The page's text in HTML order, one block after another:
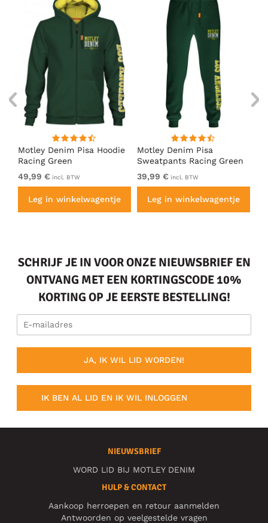
Motley Denim Pisa Hoodie
Racing Green
49,99 € incl. BTW
Leg in winkelwagentje
Motley Denim Pisa
Sweatpants Racing Green
39,99 € incl. BTW
Leg in winkelwagentje
SCHRIJF JE IN VOOR ONZE NIEUWSBRIEF EN
ONTVANG MET EEN KORTINGSCODE 10%
KORTING OP JE EERSTE BESTELLING!
JA, IK WIL LID WORDEN!
IK BEN AL LID EN IK WIL INLOGGEN
NIEUWSBRIEF
WORD LID BIJ MOTLEY DENIM
HULP & CONTACT
Aankoop herroepen en retour aanmelden
Antwoorden op veelgestelde vragen